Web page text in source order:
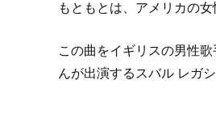
もともとは、アメリカの
この曲をイギリスの男性
んが出演するスバル レガ